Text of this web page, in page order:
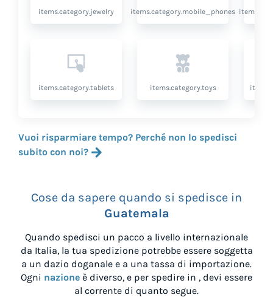
items.category.jewelry items.category.mobile_phones
items.category.tablets items.category.toys
Vuoi risparmiare tempo? Perché non lo spedisci
subito con noi?
Cose da sapere quando si spedisce in
Guatemala
Quando spedisci un pacco a livello internazionale
da Italia, la tua spedizione potrebbe essere soggetta
a un dazio doganale e a una tassa di importazione.
Ogni nazione è diverso, e per spedire in , devi essere
al corrente di quanto segue.